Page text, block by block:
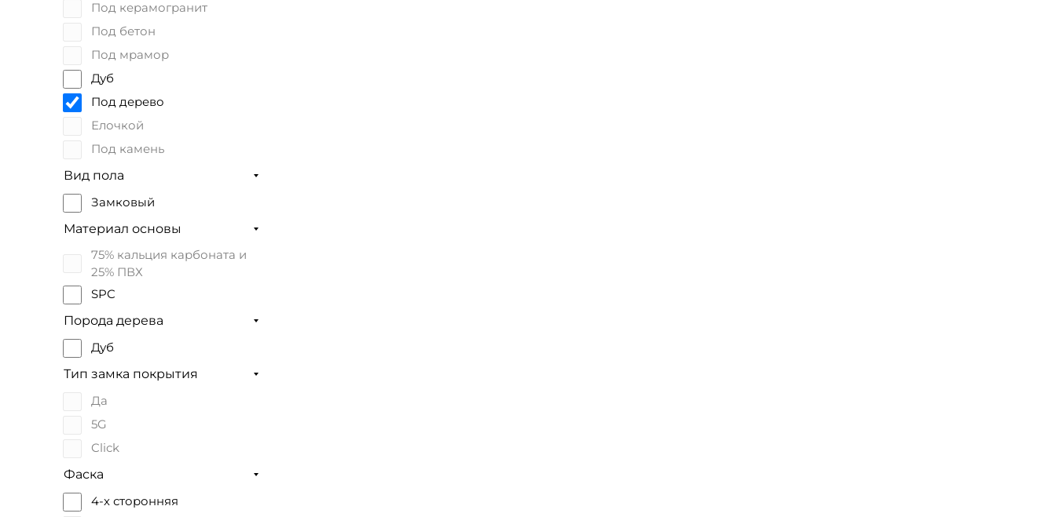
для ванной
для пола
Для дома
Для ресторана
Под керамогранит
Под бетон
Под мрамор
Дуб
Под дерево
Елочкой
Под камень
Под плитку
Вид пола
Замковый
Материал основы
75% кальция карбоната и
25% ПВХ
SPC
Порода дерева
Дуб
Тип замка покрытия
Да
5G
Click
Фаска
4-х сторонняя